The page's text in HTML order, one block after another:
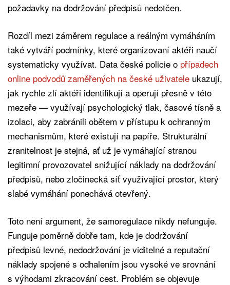
požadavky na dodržování předpisů nedotčen.
Rozdíl mezi záměrem regulace a reálným vymáháním
také vytváří podmínky, které organizovaní aktéři naučí
systematicky využívat. Data české policie o případech
online podvodů zaměřených na české uživatele ukazují,
jak rychle zlí aktéři identifikují a operují přesně v této
mezeře — využívají psychologický tlak, časové tísně a
izolaci, aby zabránili obětem v přístupu k ochranným
mechanismům, které existují na papíře. Strukturální
zranitelnost je stejná, ať už je vymáhající stranou
legitimní provozovatel snižující náklady na dodržování
předpisů, nebo zločinecká síť využívající prostor, který
slabé vymáhání ponechává otevřený.
Toto není argument, že samoregulace nikdy nefunguje.
Funguje poměrně dobře tam, kde je dodržování
předpisů levné, nedodržování je viditelné a reputační
náklady spojené s odhalením jsou vysoké ve srovnání
s výhodami zkracování cest. Problém se objevuje